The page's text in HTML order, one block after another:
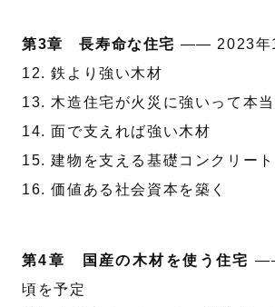
第3章 長寿命な住宅 —— 2023年
12. 鉄より強い木材
13. 木造住宅が火災に強いって本当
14. 面で支えれば強い木材
15. 建物を支える基礎コンクリート
16. 価値ある社会資本を築く
第4章 国産の木材を使う住宅
頃を予定